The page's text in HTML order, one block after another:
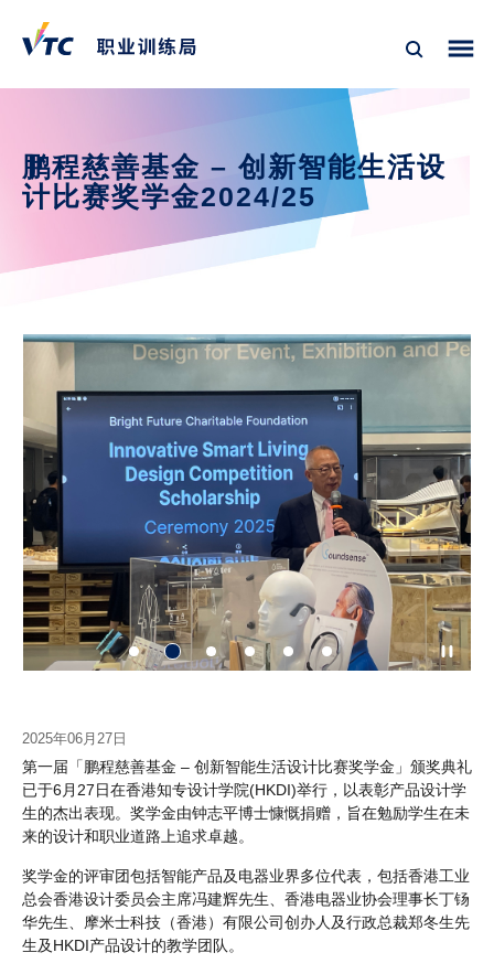
鹏程慈善基金 – 创新智能生活设
计比赛奖学金2024/25
2025年06月27日
第一届「鹏程慈善基金 – 创新智能生活设计比赛奖学金」颁奖典礼
已于6月27日在香港知专设计学院(HKDI)举行，以表彰产品设计学
生的杰出表现。奖学金由钟志平博士慷慨捐赠，旨在勉励学生在未
来的设计和职业道路上追求卓越。
奖学金的评审团包括智能产品及电器业界多位代表，包括香港工业
总会香港设计委员会主席冯建辉先生、香港电器业协会理事长丁钖
华先生、摩米士科技（香港）有限公司创办人及行政总裁郑冬生先
生及HKDI产品设计的教学团队。